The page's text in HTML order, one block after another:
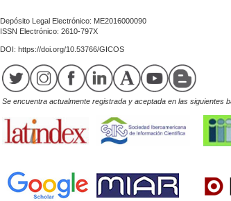
Depósito Legal Electrónico: ME2016000090
ISSN Electrónico: 2610-797X
DOI: https://doi.org/10.53766/GICOS
Se encuentra actualmente registrada y aceptada en las siguientes